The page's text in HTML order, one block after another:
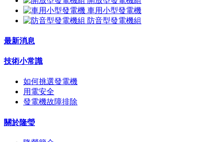
車用小型發電機
防音型發電機組
最新消息
技術小常識
如何挑選發電機
用電安全
發電機故障排除
關於隆瑩